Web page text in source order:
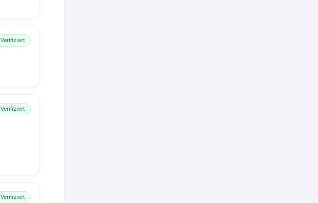
Verifiziert
Verifiziert
Verifiziert